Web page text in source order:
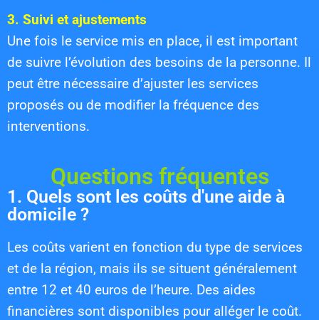
3. Suivi et ajustements
Une fois le service mis en place, il est important
de suivre l’évolution des besoins de la personne. Il
peut être nécessaire d’ajuster les services
proposés ou de modifier la fréquence des
interventions.
Questions fréquentes
1. Quels sont les coûts d'une aide à
domicile ?
Les coûts varient en fonction du type de services
et de la région, mais ils se situent généralement
entre 12 et 40 euros de l’heure. Des aides
financières sont disponibles pour alléger le coût.